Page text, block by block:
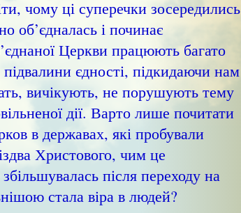
чому ці суперечки зосередились
об’єдналась і починає
Церкви працюють багато
єдності, підкидаючи нам
вичікують, не порушують тему
дії. Варто лише почитати
в державах, які пробували
Христового, чим це
після переходу на
стала віра в людей?